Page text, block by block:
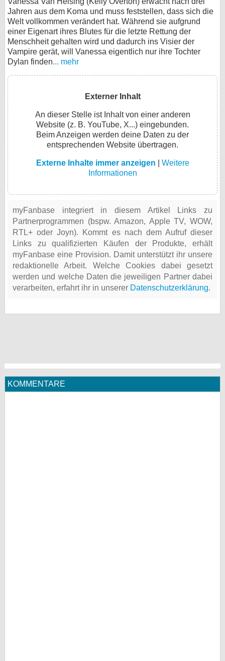
Jahren aus dem Koma und muss feststellen, dass sich die
Welt vollkommen verändert hat. Während sie aufgrund
einer Eigenart ihres Blutes für die letzte Rettung der
Menschheit gehalten wird und dadurch ins Visier der
Vampire gerät, will Vanessa eigentlich nur ihre Tochter
Dylan finden... mehr
Externer Inhalt
An dieser Stelle ist Inhalt von einer anderen
Website (z. B. YouTube, X...) eingebunden.
Beim Anzeigen werden deine Daten zu der
entsprechenden Website übertragen.
Externe Inhalte immer anzeigen
Weitere
Informationen
myFanbase integriert in diesem Artikel Links zu
Partnerprogrammen (bspw. Amazon, Apple TV, WOW,
RTL+ oder Joyn). Kommt es nach dem Aufruf dieser
Links zu qualifizierten Käufen der Produkte, erhält
myFanbase eine Provision. Damit unterstützt ihr unsere
redaktionelle Arbeit. Welche Cookies dabei gesetzt
werden und welche Daten die jeweiligen Partner dabei
verarbeiten, erfahrt ihr in unserer Datenschutzerklärung.
KOMMENTARE